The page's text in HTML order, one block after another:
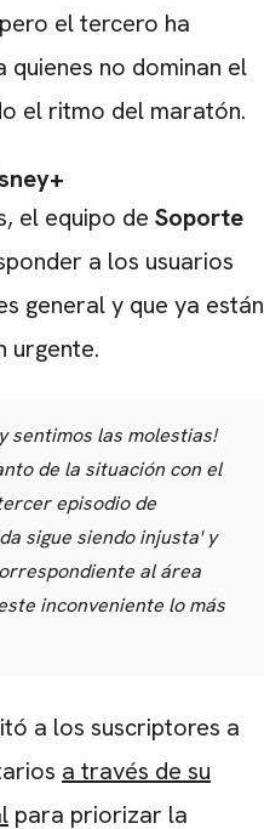
el tercero ha
no dominan el
el ritmo del maratón.
el equipo de Soporte
a los usuarios
general y que ya están
urgente.
sentimos las molestias!
de la situación con el
episodio de
sigue siendo injusta' y
al área
inconveniente lo más
a los suscriptores a
a través de su
para priorizar la